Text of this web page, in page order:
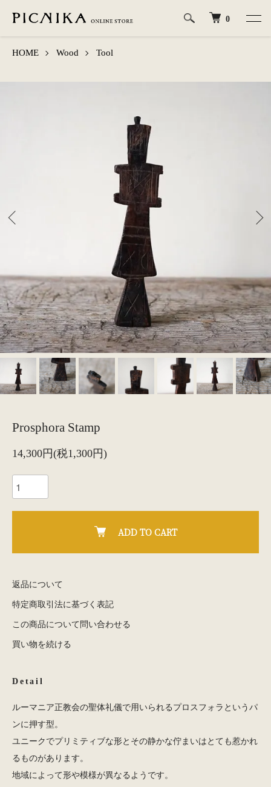
0
HOME Wood Tool
Prosphora Stamp
14,300円(税1,300円)
ADD TO CART
返品について
特定商取引法に基づく表記
この商品について問い合わせる
買い物を続ける
Detail
ルーマニア正教会の聖体礼儀で用いられるプロスフォラというパ
ンに押す型。
ユニークでプリミティブな形とその静かな佇まいはとても惹かれ
るものがあります。
地域によって形や模様が異なるようです。